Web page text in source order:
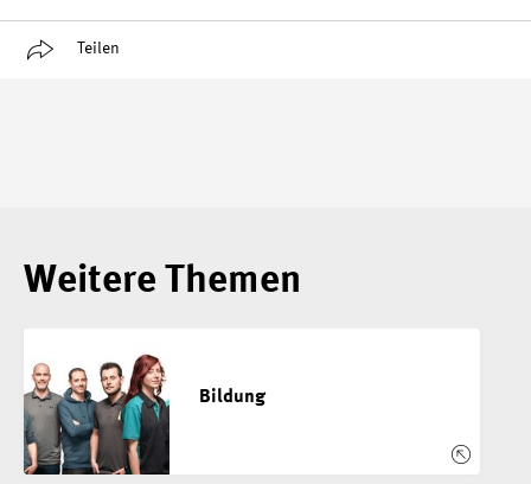
Teilen
Weitere Themen
Bildung